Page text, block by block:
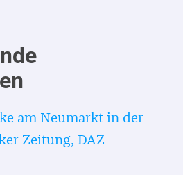
am Neumarkt in der
Zeitung, DAZ